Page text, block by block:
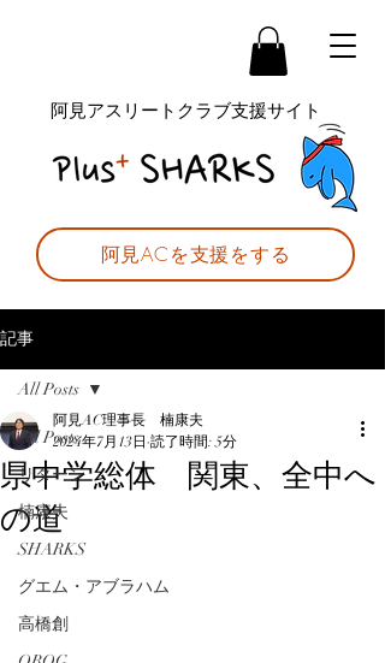
阿見アスリートクラブ支援サイト
阿見ACを支援をする
記事
All Posts
リターン
楠康夫
SHARKS
グエム・アブラハム
高橋創
All Posts
県中学総体 関東、全中へ
の道
阿見AC理事長 楠康夫
2024年7月13日 読了時間: 5分